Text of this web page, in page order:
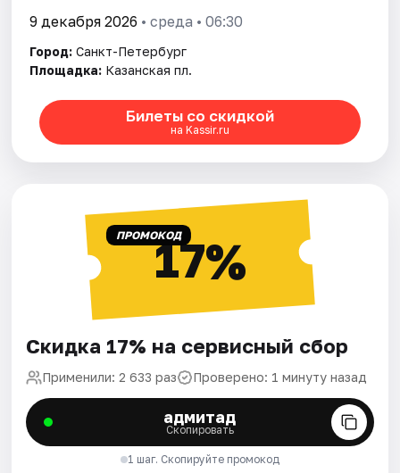
9 декабря 2026 • среда • 06:30
Город: Санкт-Петербург
Площадка: Казанская пл.
Билеты со скидкой
на Kassir.ru
ПРОМОКОД17%
Скидка 17% на сервисный сбор
Применили: 2 633 раз Проверено: 1 минуту назад
адмитад
Скопировать
1 шаг. Скопируйте промокод